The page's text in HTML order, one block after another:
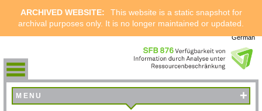
ARCHIVED WEBSITE:
This website is a static snapshot for
archival purposes only. It is no longer maintained or updated.
German
MENU +